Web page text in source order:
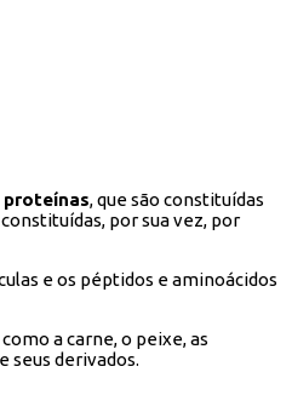
proteínas, que são constituídas
por sua vez, por
e os péptidos e aminoácidos
a carne, o peixe, as
seus derivados.